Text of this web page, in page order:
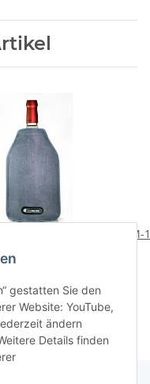
CHF
gestatten Sie den
Website: YouTube,
ändern
Details finden